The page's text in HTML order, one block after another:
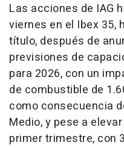
Las acciones de IAG
viernes en el Ibex 35,
título, después de
previsiones de
para 2026, con un
de combustible de
como consecuencia
Medio, y pese a
primer trimestre, con